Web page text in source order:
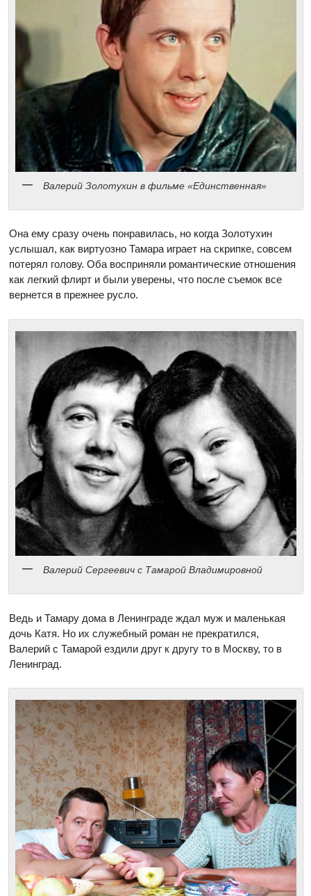
Валерий Золотухин в фильме «Единственная»
Она ему сразу очень понравилась, но когда Золотухин
услышал, как виртуозно Тамара играет на скрипке, совсем
потерял голову. Оба восприняли романтические отношения
как легкий флирт и были уверены, что после съемок все
вернется в прежнее русло.
Валерий Сергеевич с Тамарой Владимировной
Ведь и Тамару дома в Ленинграде ждал муж и маленькая
дочь Катя. Но их служебный роман не прекратился,
Валерий с Тамарой ездили друг к другу то в Москву, то в
Ленинград.